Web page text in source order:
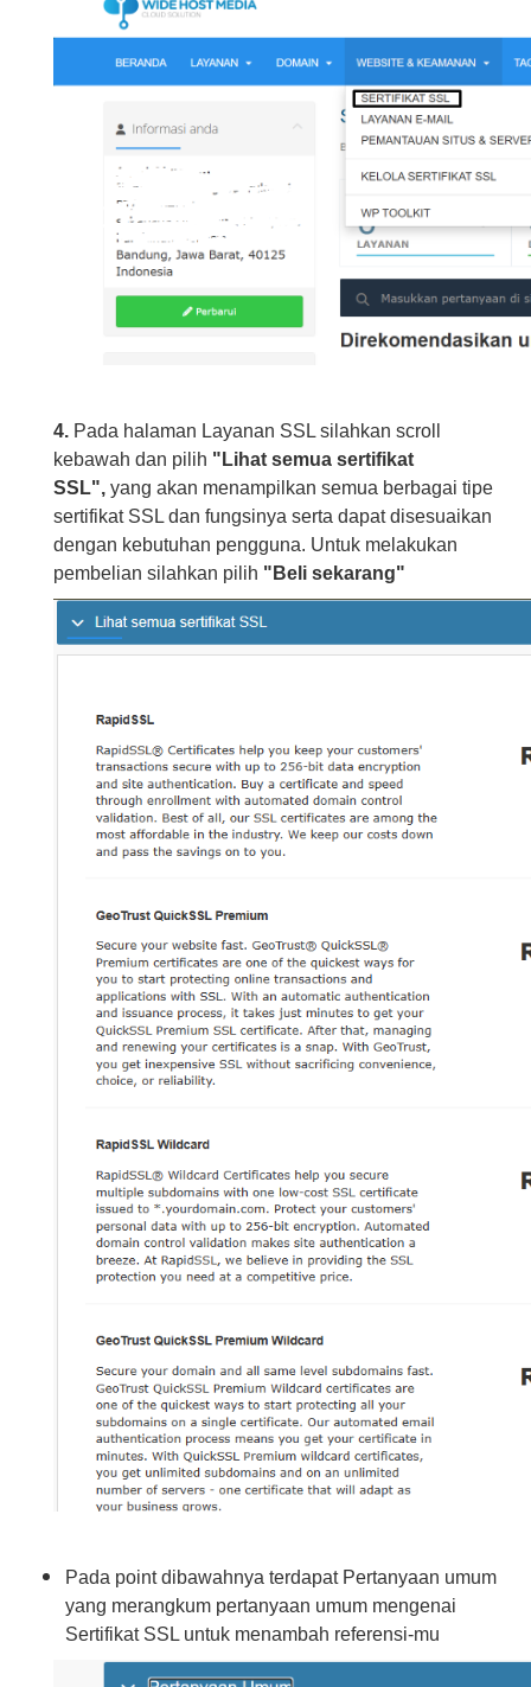
4. Pada halaman Layanan SSL silahkan scroll
kebawah dan pilih "Lihat semua sertifikat
SSL", yang akan menampilkan semua berbagai tipe
sertifikat SSL dan fungsinya serta dapat disesuaikan
dengan kebutuhan pengguna. Untuk melakukan
pembelian silahkan pilih "Beli sekarang"
Pada point dibawahnya terdapat Pertanyaan umum
yang merangkum pertanyaan umum mengenai
Sertifikat SSL untuk menambah referensi-mu